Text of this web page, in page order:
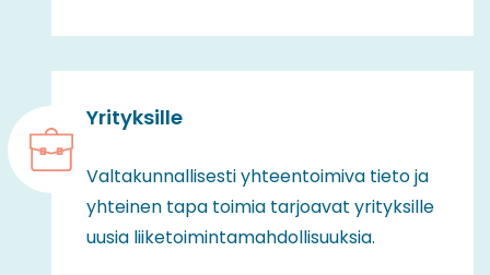
Yrityksille
Valtakunnallisesti yhteentoimiva tieto ja
yhteinen tapa toimia tarjoavat yrityksille
uusia liiketoimintamahdollisuuksia.